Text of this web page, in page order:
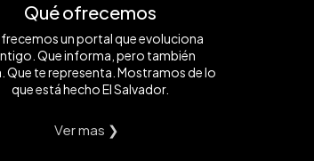
Qué ofrecemos
un portal que evoluciona
Que informa, pero también
Que te representa. Mostramos de lo
que está hecho El Salvador.
Ver mas ❯